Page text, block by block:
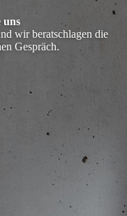
uns
wir beratschlagen die
Gespräch.